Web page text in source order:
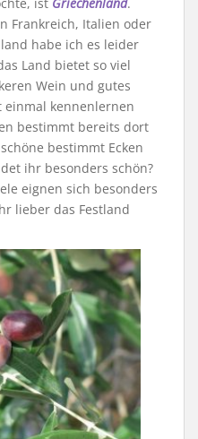
Frankreich, Italien oder
habe ich es leider
Land bietet so viel
Wein und gutes
einmal kennenlernen
bestimmt bereits dort
bestimmt Ecken
ihr besonders schön?
eignen sich besonders
lieber das Festland